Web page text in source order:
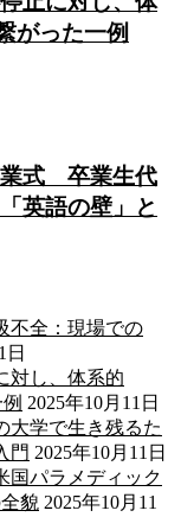
がった一例
業式 卒業生代
英語の壁」と
不全：現場での
日
対し、体系的
2025年10月11日
大学で生き残るた
門 2025年10月11日
国パラメディック
貌 2025年10月11